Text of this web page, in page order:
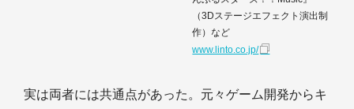
（3Dステージエフェクト演出制
作）など
www.linto.co.jp/
実は両者には共通点があった。元々ゲーム開発からキ